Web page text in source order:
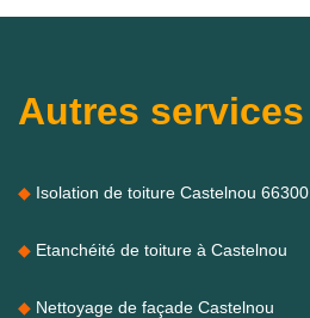
Autres services
Isolation de toiture Castelnou 66300
Etanchéité de toiture à Castelnou
Nettoyage de façade Castelnou